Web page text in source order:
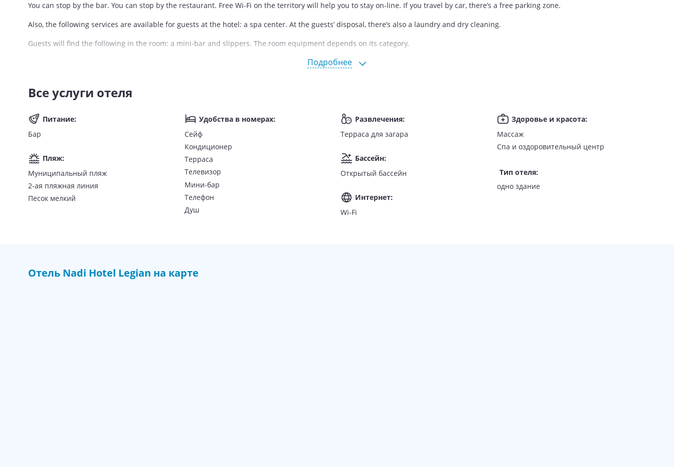
You can stop by the bar. You can stop by the restaurant. Free Wi-Fi on the territory will help you to stay on-line. If you travel by car, there’s a free parking zone.
Also, the following services are available for guests at the hotel: a spa center. At the guests’ disposal, there’s also a laundry and dry cleaning.
Guests will find the following in the room: a mini-bar and slippers. The room equipment depends on its category.
Подробнее
Все услуги отеля
Питание:
Бар
Пляж:
Муниципальный пляж
2-ая пляжная линия
Песок мелкий
Удобства в номерах:
Сейф
Кондиционер
Терраса
Телевизор
Мини-бар
Телефон
Душ
Развлечения:
Терраса для загара
Бассейн:
Открытый бассейн
Интернет:
Wi-Fi
Здоровье и красота:
Массаж
Спа и оздоровительный центр
Тип отеля:
одно здание
Отель Nadi Hotel Legian на карте